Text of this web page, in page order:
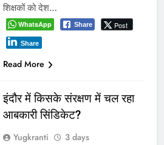
शिक्षकों को देश…
WhatsApp Share Post
Share
Read More
इंदौर में किसके संरक्षण में चल रहा
आबकारी सिंडिकेट?
Yugkranti
3 days